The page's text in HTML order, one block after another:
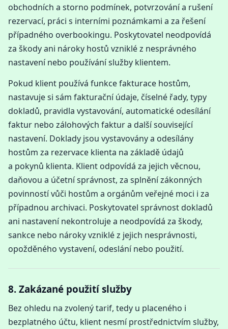
obchodních a storno podmínek, potvrzování a rušení
rezervací, práci s interními poznámkami a za řešení
případného overbookingu. Poskytovatel neodpovídá
za škody ani nároky hostů vzniklé z nesprávného
nastavení nebo používání služby klientem.
Pokud klient používá funkce fakturace hostům,
nastavuje si sám fakturační údaje, číselné řady, typy
dokladů, pravidla vystavování, automatické odesílání
faktur nebo zálohových faktur a další související
nastavení. Doklady jsou vystavovány a odesílány
hostům za rezervace klienta na základě údajů
a pokynů klienta. Klient odpovídá za jejich věcnou,
daňovou a účetní správnost, za splnění zákonných
povinností vůči hostům a orgánům veřejné moci i za
případnou archivaci. Poskytovatel správnost dokladů
ani nastavení nekontroluje a neodpovídá za škody,
sankce nebo nároky vzniklé z jejich nesprávnosti,
opožděného vystavení, odeslání nebo použití.
8. Zakázané použití služby
Bez ohledu na zvolený tarif, tedy u placeného i
bezplatného účtu, klient nesmí prostřednictvím služby,